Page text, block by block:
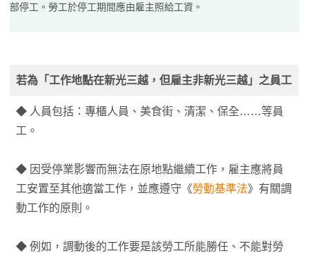
部停工。勞工於停工期間應由雇主照給工資。
若為「工作地點在新光三越，但雇主非新光三越」之員工
◆ 人員包括：專櫃人員、美食街、清潔、保全……等員
工。
◆ 因受停業影響而無法在原地點繼續工作，雇主應將員
工安置至其他適當工作，並應遵守《勞動基準法》有關調
動工作的原則。
◆ 例如，調動後的工作要是該勞工所能勝任、不能對勞